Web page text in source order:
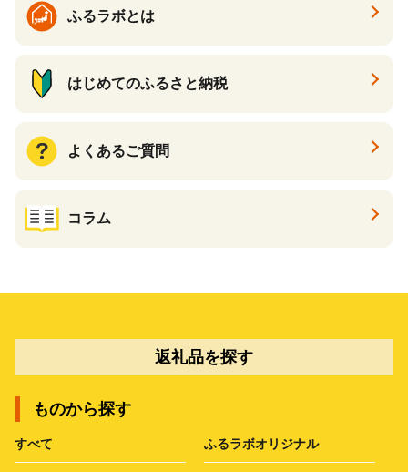
ふるラボとは
はじめてのふるさと納税
よくあるご質問
コラム
返礼品を探す
ものから探す
すべて ふるラボオリジナル